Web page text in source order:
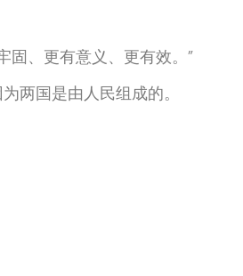
固、更有意义、更有效。”
两国是由人民组成的。